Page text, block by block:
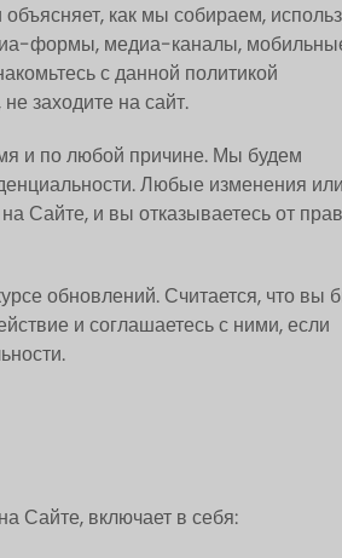
как мы собираем,
формы, медиа-каналы,
с данной политикой
заходите на сайт.
и по любой причине. Мы будем
Любые изменения или
Сайте, и вы отказываетесь от
обновлений. Считается, что вы
и соглашаетесь с ними, если
Сайте, включает в себя: